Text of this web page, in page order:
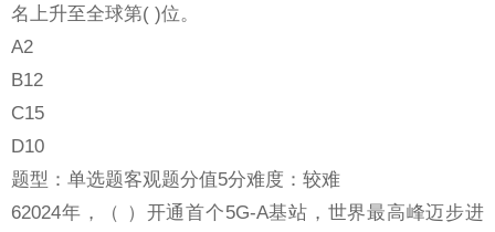
名上升至全球第( )位。
A2
B12
C15
D10
题型：单选题客观题分值5分难度：较难
62024年，（ ）开通首个5G-A基站，世界最高峰迈步进